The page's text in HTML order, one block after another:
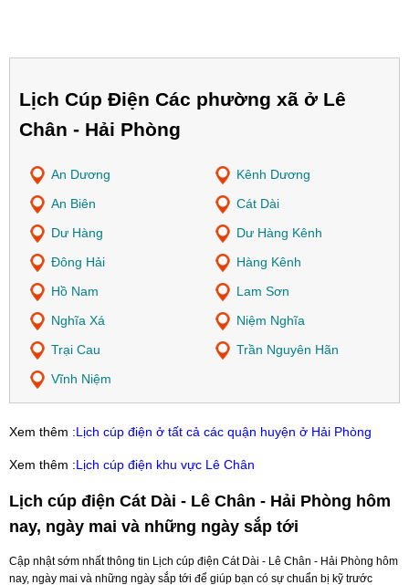
Lịch Cúp Điện Các phường xã ở Lê
Chân - Hải Phòng
An Dương
Kênh Dương
An Biên
Cát Dài
Dư Hàng
Dư Hàng Kênh
Đông Hải
Hàng Kênh
Hồ Nam
Lam Sơn
Nghĩa Xá
Niệm Nghĩa
Trại Cau
Trần Nguyên Hãn
Vĩnh Niệm
Xem thêm :Lịch cúp điện ở tất cả các quận huyện ở Hải Phòng
Xem thêm :Lịch cúp điện khu vực Lê Chân
Lịch cúp điện Cát Dài - Lê Chân - Hải Phòng hôm
nay, ngày mai và những ngày sắp tới
Cập nhật sớm nhất thông tin Lịch cúp điện Cát Dài - Lê Chân - Hải Phòng hôm
nay, ngày mai và những ngày sắp tới để giúp bạn có sự chuẩn bị kỹ trước